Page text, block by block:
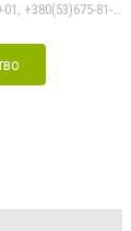
+380(53)675-81-37, +380(53)678-09-01, +380(53)675-81-32, +380(53)675-81-40, +380(53)675-81-33, +380(53)675-81-38, +380(53)675-81-31, +380(53)678-08-87